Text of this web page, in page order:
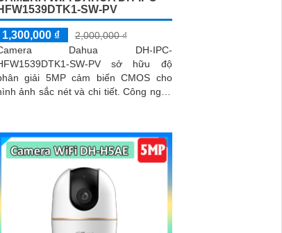
SW-PV
1,300,000 ₫
2,000,000 ₫
Dahua DH-IPC-
SW-PV sở hữu độ
giải 5MP cảm biến CMOS cho
ảnh sắc nét và chi tiết. Công nghệ